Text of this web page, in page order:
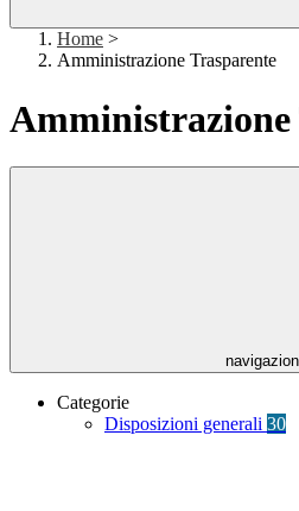
Home >
Amministrazione Trasparente
Amministrazione
Categorie
Disposizioni generali 30